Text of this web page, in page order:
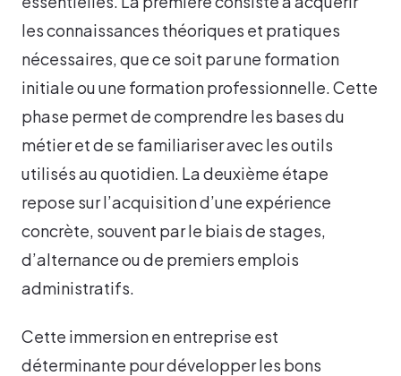
les connaissances théoriques et pratiques
nécessaires, que ce soit par une formation
initiale ou une formation professionnelle. Cette
phase permet de comprendre les bases du
métier et de se familiariser avec les outils
utilisés au quotidien. La deuxième étape
repose sur l’acquisition d’une expérience
concrète, souvent par le biais de stages,
d’alternance ou de premiers emplois
administratifs.
Cette immersion en entreprise est
déterminante pour développer les bons